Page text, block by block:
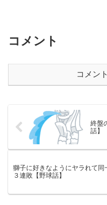
コメント
コメン
終盤
話】
獅子に好きなようにヤラれて同
３連敗【野球話】